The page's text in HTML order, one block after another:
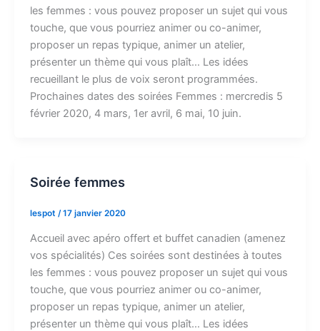
les femmes : vous pouvez proposer un sujet qui vous
touche, que vous pourriez animer ou co-animer,
proposer un repas typique, animer un atelier,
présenter un thème qui vous plaît… Les idées
recueillant le plus de voix seront programmées.
Prochaines dates des soirées Femmes : mercredis 5
février 2020, 4 mars, 1er avril, 6 mai, 10 juin.
Soirée femmes
lespot /17 janvier 2020
Accueil avec apéro offert et buffet canadien (amenez
vos spécialités) Ces soirées sont destinées à toutes
les femmes : vous pouvez proposer un sujet qui vous
touche, que vous pourriez animer ou co-animer,
proposer un repas typique, animer un atelier,
présenter un thème qui vous plaît… Les idées